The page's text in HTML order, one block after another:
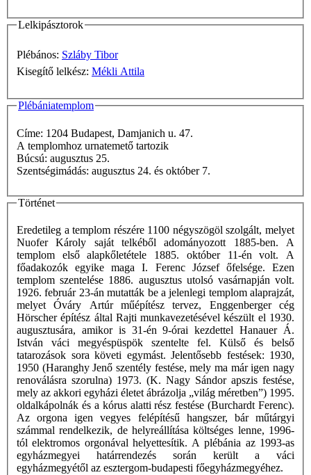
Lelkipásztorok
Plébános: Szláby Tibor
Kisegítő lelkész: Mékli Attila
Plébániatemplom
Címe: 1204 Budapest, Damjanich u. 47.
A templomhoz urnatemető tartozik
Búcsú: augusztus 25.
Szentségimádás: augusztus 24. és október 7.
Történet
Eredetileg a templom részére 1100 négyszögöl szolgált, melyet
Nuofer Károly saját telkéből adományozott 1885-ben. A
templom első alapkőletétele 1885. október 11-én volt. A
főadakozók egyike maga I. Ferenc József őfelsége. Ezen
templom szentelése 1886. augusztus utolsó vasárnapján volt.
1926. február 23-án mutatták be a jelenlegi templom alaprajzát,
melyet Óváry Artúr műépítész tervez, Enggenberger cég
Hörscher építész által Rajti munkavezetésével készült el 1930.
augusztusára, amikor is 31-én 9-órai kezdettel Hanauer Á.
István váci megyéspüspök szentelte fel. Külső és belső
tatarozások sora követi egymást. Jelentősebb festések: 1930,
1950 (Haranghy Jenő szentély festése, mely ma már igen nagy
renoválásra szorulna) 1973. (K. Nagy Sándor apszis festése,
mely az akkori egyházi életet ábrázolja „világ méretben”) 1995.
oldalkápolnák és a kórus alatti rész festése (Burchardt Ferenc).
Az orgona igen vegyes felépítésű hangszer, bár műtárgyi
számmal rendelkezik, de helyreállítása költséges lenne, 1996-
tól elektromos orgonával helyettesítik. A plébánia az 1993-as
egyházmegyei határrendezés során került a váci
egyházmegyétől az esztergom-budapesti főegyházmegyéhez.